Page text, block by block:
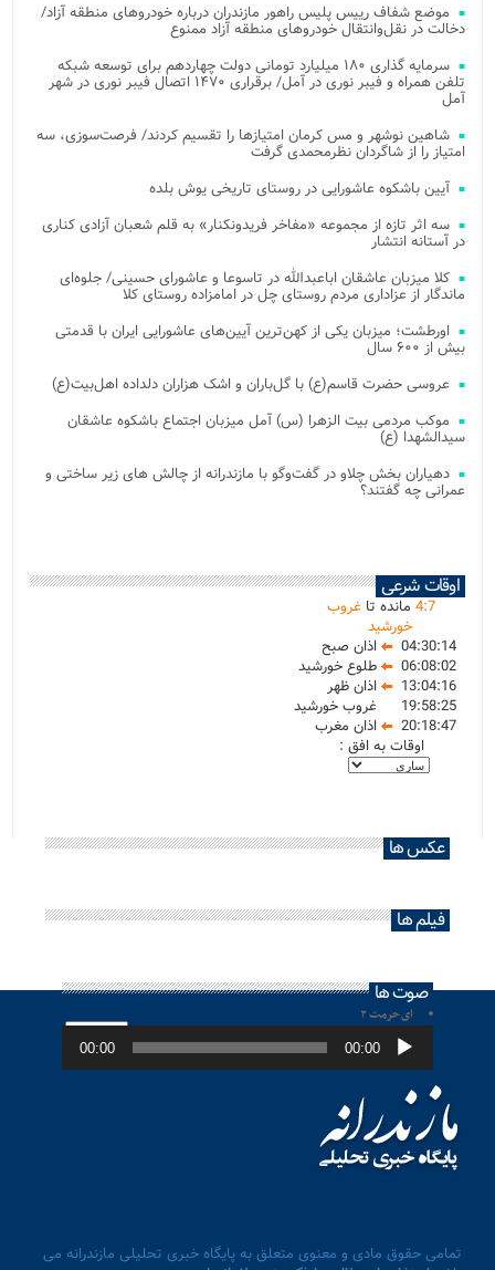
موضع شفاف رییس پلیس راهور مازندران درباره خودروهای منطقه آزاد/
دخالت در نقل‌وانتقال خودروهای منطقه آزاد ممنوع
سرمایه گذاری ۱۸۰ میلیارد تومانی دولت چهاردهم برای توسعه شبکه
تلفن همراه و فیبر نوری در آمل/ برقراری ۱۴۷۰ اتصال فیبر نوری در شهر
آمل
شاهین نوشهر و مس کرمان امتیازها را تقسیم کردند/ فرصت‌سوزی، سه
امتیاز را از شاگردان نظرمحمدی گرفت
آیین باشکوه عاشورایی در روستای تاریخی یوش بلده
سه اثر تازه از مجموعه «مفاخر فریدونکنار» به قلم شعبان آزادی کناری
در آستانه انتشار
کلا میزبان عاشقان اباعبدالله در تاسوعا و عاشورای حسینی/ جلوه‌ای
ماندگار از عزاداری مردم روستای چل در امامزاده روستای کلا
اورطشت؛ میزبان یکی از کهن‌ترین آیین‌های عاشورایی ایران با قدمتی
بیش از ۶۰۰ سال
عروسی حضرت قاسم(ع) با گل‌باران و اشک هزاران دلداده اهل‌بیت(ع)
موکب مردمی بیت‌ الزهرا (س) آمل میزبان اجتماع باشکوه عاشقان
سیدالشهدا (ع)
دهیاران بخش چلاو در گفت‌وگو با مازندرانه از چالش های زیر ساختی و
عمرانی چه گفتند؟
اوقات شرعی
4:7 مانده تا غروب
خورشید
04:30:14
اذان صبح
06:08:02
طلوع خورشید
13:04:16
اذان ظهر
19:58:25
غروب خورشید
20:18:47
اذان مغرب
اوقات به افق :
عکس ها
فیلم ها
صوت ها
ای حرمت ۲
پخش‌کننده
صوت 00:00
00:00
تمامی حقوق مادی و معنوی متعلق به پایگاه خبری تحلیلی مازندرانه می